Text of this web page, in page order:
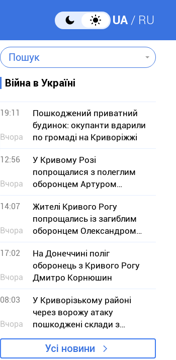
UA RU
Пошук
Війна в Україні
19:11
Вчора
Пошкоджений приватний
будинок: окупанти вдарили
по громаді на Криворіжжі
12:56
Вчора
У Кривому Розі
попрощалися з полеглим
оборонцем Артуром
Буряком
14:07
Вчора
Жителі Кривого Рогу
попрощались із загиблим
оборонцем Олександром
Дєдяєвим
17:02
Вчора
На Донеччині поліг
оборонець з Кривого Рогу
Дмитро Корнюшин
08:03
Вчора
У Криворізькому районі
через ворожу атаку
пошкоджені склади з
зерном
Усі новини